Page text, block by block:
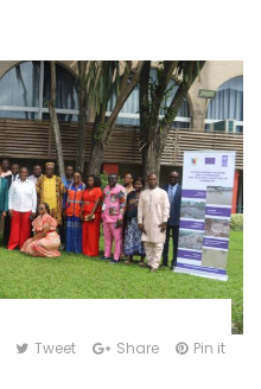
Tweet Share Pin it